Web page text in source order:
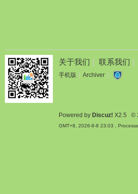
关于我们 联系我们
手机版 Archiver
Powered by Discuz! X2.5 ©
GMT+8, 2026-8-8 23:03 ,